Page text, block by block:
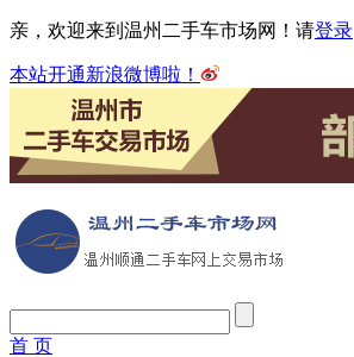
亲，欢迎来到温州二手车市场网！请登录
本站开通新浪微博啦！
首 页